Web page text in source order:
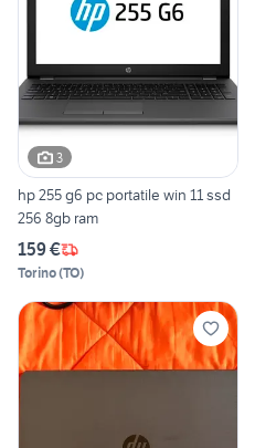
3
hp 255 g6 pc portatile win 11 ssd
256 8gb ram
159 €
Torino(TO)